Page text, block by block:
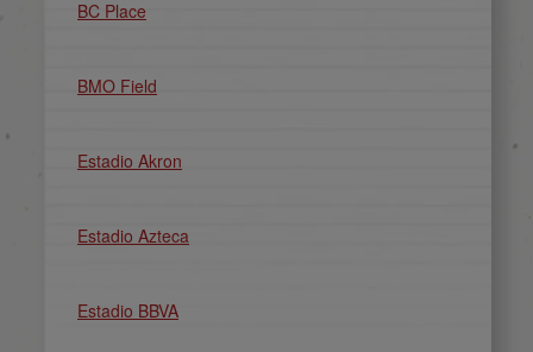
BC Place
BMO Field
Estadio Akron
Estadio Azteca
Estadio BBVA